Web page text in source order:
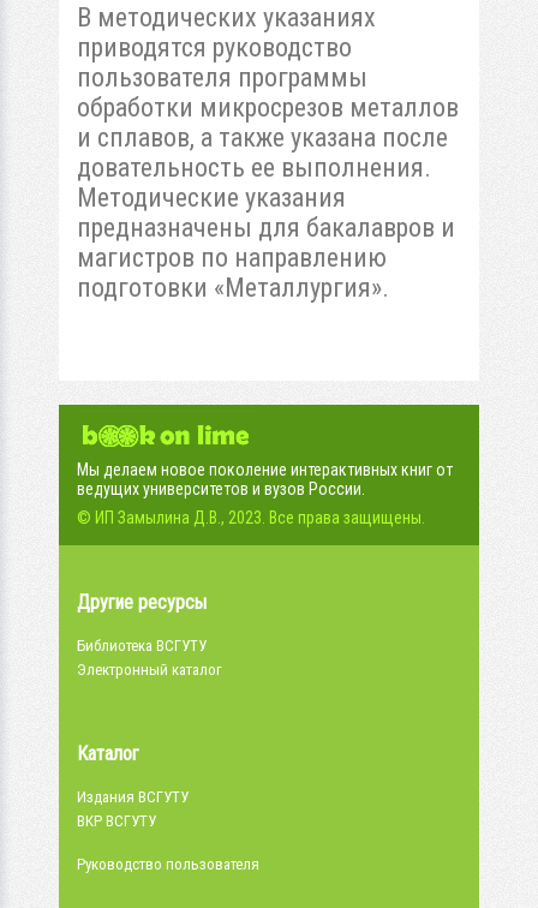
В методических указаниях
приводятся руководство
пользователя программы
обработки микросрезов металлов
и сплавов, а также указана после
довательность ее выполнения.
Методические указания
предназначены для бакалавров и
магистров по направлению
подготовки «Металлургия».
Мы делаем новое поколение интерактивных книг от
ведущих университетов и вузов России.
© ИП Замылина Д.В., 2023. Все права защищены.
Другие ресурсы
Библиотека ВСГУТУ
Электронный каталог
Каталог
Издания ВСГУТУ
ВКР ВСГУТУ
Руководство пользователя